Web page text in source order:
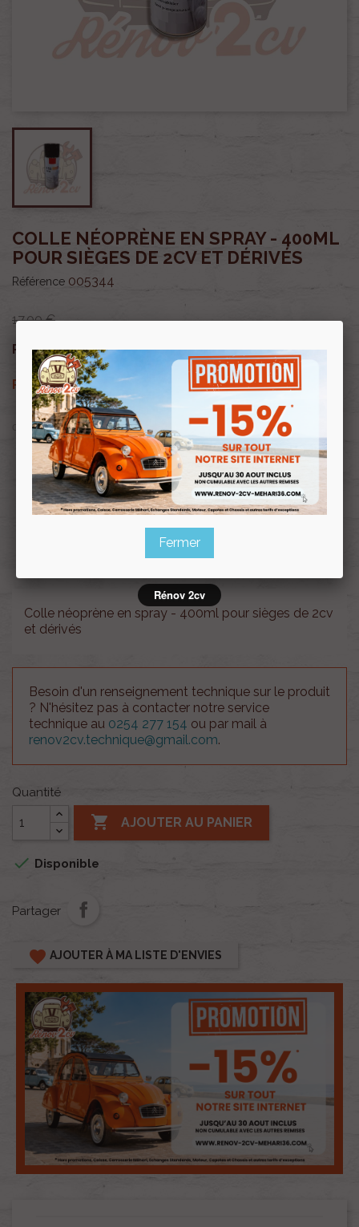
COLLE NÉOPRÈNE EN SPRAY - 400ML
POUR SIÈGES DE 2CV ET DÉRIVÉS
Référence 005344
17,00 €
Prix public :14,45 €TTC
Prix clubRenov 2cv: 14,45 €TTC
OU PAYER EN
Profitez de prix remisés
avec la Carte clubRenov 2cv
Souscrire
Colle néoprène en spray - 400ml pour sièges de 2cv
et dérivés
Besoin d'un renseignement technique sur le produit
? N'hésitez pas à contacter notre service
technique au 0254 277 154 ou par mail à
renov2cv.technique@gmail.com.
Quantité
 AJOUTER AU PANIER
 Disponible
Partager
favorite AJOUTER À MA LISTE D'ENVIES
Fermer
Rénov 2cv